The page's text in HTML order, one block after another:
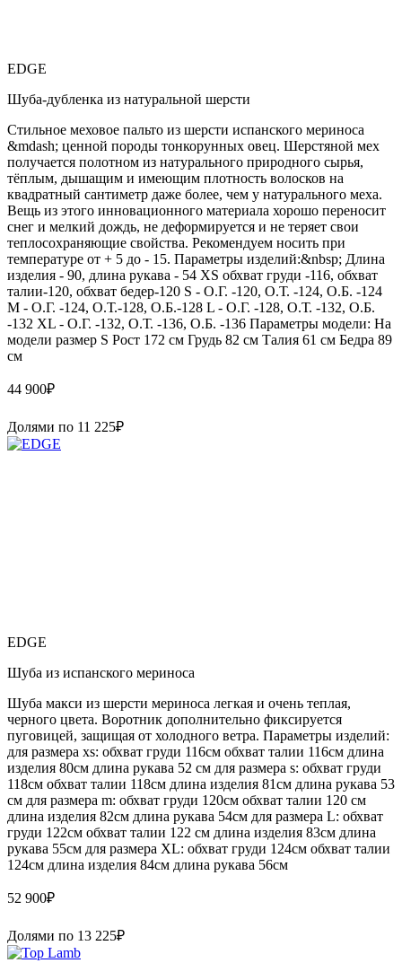
EDGE
Шуба-дубленка из натуральной шерсти
Стильное меховое пальто из шерсти испанского мериноса
&mdash; ценной породы тонкорунных овец. Шерстяной мех
получается полотном из натурального природного сырья,
тёплым, дышащим и имеющим плотность волосков на
квадратный сантиметр даже более, чем у натурального меха.
Вещь из этого инновационного материала хорошо переносит
снег и мелкий дождь, не деформируется и не теряет свои
теплосохраняющие свойства. Рекомендуем носить при
температуре от + 5 до - 15. Параметры изделий:&nbsp; Длина
изделия - 90, длина рукава - 54 XS обхват груди -116, обхват
талии-120, обхват бедер-120 S - О.Г. -120, О.Т. -124, О.Б. -124
M - О.Г. -124, О.Т.-128, О.Б.-128 L - О.Г. -128, О.Т. -132, О.Б.
-132 XL - О.Г. -132, О.Т. -136, О.Б. -136 Параметры модели: На
модели размер S Рост 172 см Грудь 82 см Талия 61 см Бедра 89
см
44 900₽
Долями по 11 225₽
EDGE
Шуба из испанского мериноса
Шуба макси из шерсти мериноса легкая и очень теплая,
черного цвета. Воротник дополнительно фиксируется
пуговицей, защищая от холодного ветра. Параметры изделий:
для размера xs: обхват груди 116см обхват талии 116см длина
изделия 80см длина рукава 52 см для размера s: обхват груди
118см обхват талии 118см длина изделия 81см длина рукава 53
см для размера m: обхват груди 120см обхват талии 120 см
длина изделия 82см длина рукава 54см для размера L: обхват
груди 122см обхват талии 122 см длина изделия 83см длина
рукава 55см для размера XL: обхват груди 124см обхват талии
124см длина изделия 84см длина рукава 56см
52 900₽
Долями по 13 225₽